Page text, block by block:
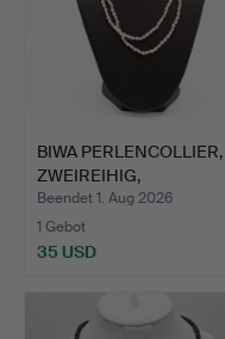
BIWA PERLENCOLLIER,
ZWEIREIHIG,
VERSCHLUSS…
Beendet 1. Aug 2026
1 Gebot
35 USD